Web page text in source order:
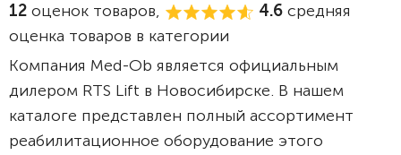
12 оценок товаров, 4.6 средняя
оценка товаров в категории
Компания Med-Ob является официальным
дилером RTS Lift в Новосибирске. В нашем
каталоге представлен полный ассортимент
реабилитационное оборудование этого